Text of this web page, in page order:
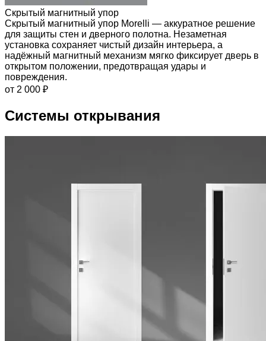
Скрытый магнитный упор
Скрытый магнитный упор Morelli — аккуратное решение
для защиты стен и дверного полотна. Незаметная
установка сохраняет чистый дизайн интерьера, а
надёжный магнитный механизм мягко фиксирует дверь в
открытом положении, предотвращая удары и
повреждения.
от 2 000 ₽
Системы открывания